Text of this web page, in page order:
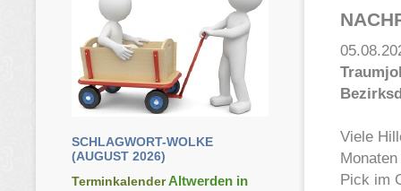
SCHLAGWORT-WOLKE
(AUGUST 2026)
TerminkalenderAltwerden in
Viele
Pick im